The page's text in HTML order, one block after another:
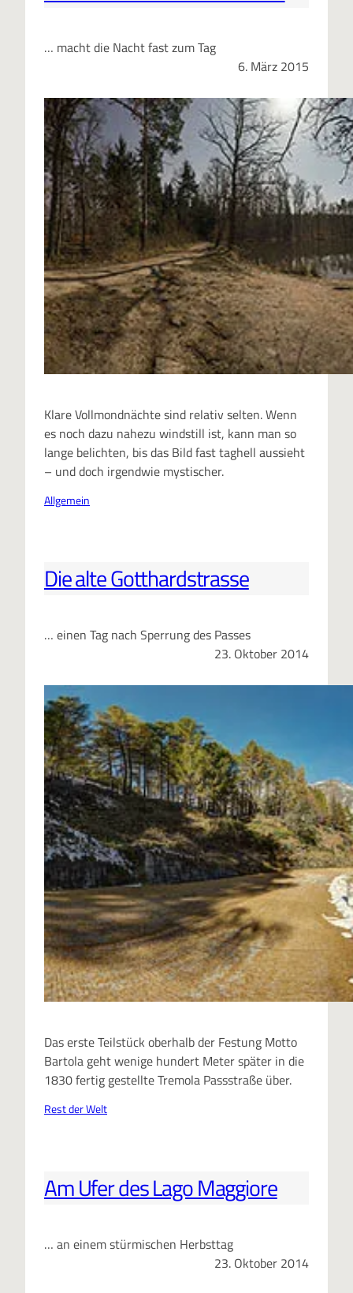
… macht die Nacht fast zum Tag
6. März 2015
Klare Vollmondnächte sind relativ selten. Wenn
es noch dazu nahezu windstill ist, kann man so
lange belichten, bis das Bild fast taghell aussieht
– und doch irgendwie mystischer.
Allgemein
Die alte Gotthardstrasse
… einen Tag nach Sperrung des Passes
23. Oktober 2014
Das erste Teilstück oberhalb der Festung Motto
Bartola geht wenige hundert Meter später in die
1830 fertig gestellte Tremola Passstraße über.
Rest der Welt
Am Ufer des Lago Maggiore
… an einem stürmischen Herbsttag
23. Oktober 2014